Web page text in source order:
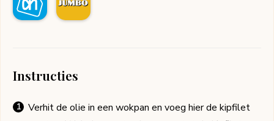
Instructies
Verhit de olie in een wokpan en voeg hier de kipfilet